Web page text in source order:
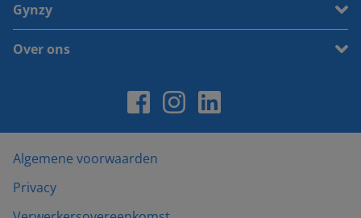
Gynzy
Over ons
Algemene voorwaarden
Privacy